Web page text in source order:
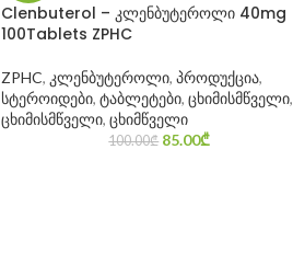
Clenbuterol – კლენბუტეროლი 40mg
100Tablets ZPHC
ZPHC, კლენბუტეროლი, პროდუქცია,
სტეროიდები, ტაბლეტები, ცხიმისმწველი,
ცხიმისმწველი, ცხიმწველი
100.00₾ 85.00₾